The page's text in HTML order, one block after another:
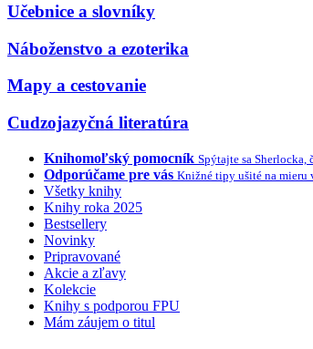
Učebnice a slovníky
Náboženstvo a ezoterika
Mapy a cestovanie
Cudzojazyčná literatúra
Knihomoľský pomocník Spýtajte sa Sherlocka,
Odporúčame pre vás Knižné tipy ušité na mieru
Všetky knihy
Knihy roka 2025
Bestsellery
Novinky
Pripravované
Akcie a zľavy
Kolekcie
Knihy s podporou FPU
Mám záujem o titul